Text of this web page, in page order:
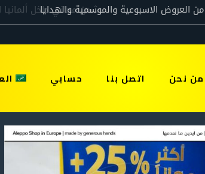
من نحن اتصل بنا حسابي